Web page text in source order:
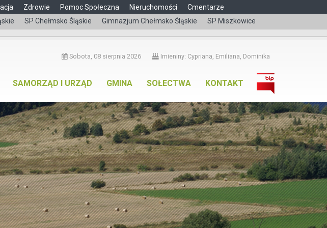
SP Chełmsko Śląskie Gimnazjum Chełmsko Śląskie SP Miszkowice
Zdrowie Pomoc Społeczna Nieruchomości Cmentarze
čeština
Sobota, 08 sierpnia 2026 Imieniny: Cypriana, Emiliana, Dominika
SAMORZĄD I URZĄD GMINA SOŁECTWA KONTAKT